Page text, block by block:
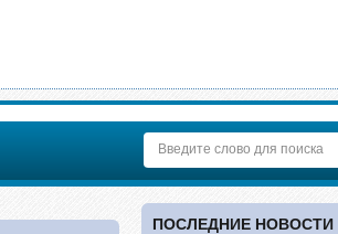
ПОСЛЕДНИЕ НОВОСТИ